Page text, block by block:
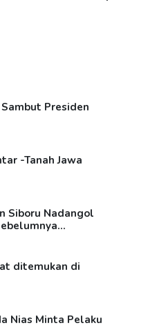
Presiden
-Tanah Jawa
Siboru Nadangol
ditemukan di
Nias Minta Pelaku